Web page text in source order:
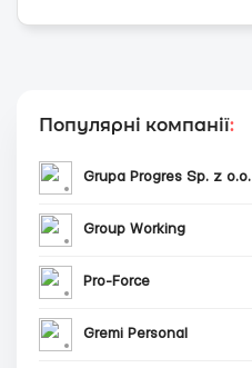
Популярні компанії:
Grupa Progres Sp. z o.o.
Group Working
Pro-Force
Gremi Personal